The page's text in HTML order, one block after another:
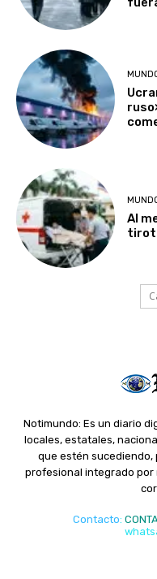
Al
Notimundo: Es un diario
locales, estatales,
que estén sucediendo,
profesional integrado
Contacto: